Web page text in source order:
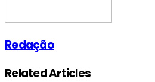
Redação
Related Articles